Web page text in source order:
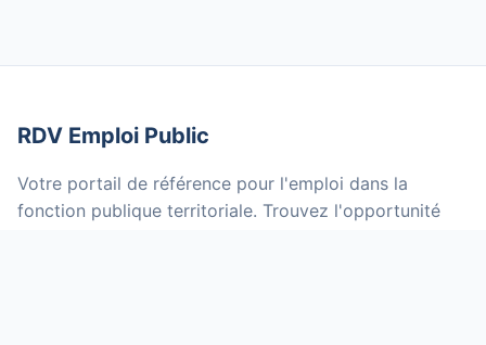
RDV Emploi Public
Votre portail de référence pour l'emploi dans la
fonction publique territoriale. Trouvez l'opportunité